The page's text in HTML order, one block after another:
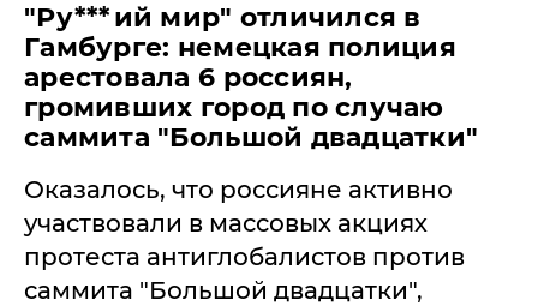
"Ру***ий мир" отличился в
Гамбурге: немецкая полиция
арестовала 6 россиян,
громивших город по случаю
саммита "Большой двадцатки"
​Оказалось, что россияне активно
участвовали в массовых акциях
протеста антиглобалистов против
саммита "Большой двадцатки",